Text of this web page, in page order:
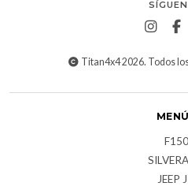
Titan4x4 2026. Todos
F150
JEEP